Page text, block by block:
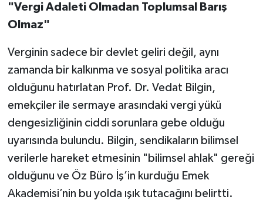
"Vergi Adaleti Olmadan Toplumsal Barış
Olmaz"
Verginin sadece bir devlet geliri değil, aynı
zamanda bir kalkınma ve sosyal politika aracı
olduğunu hatırlatan Prof. Dr. Vedat Bilgin,
emekçiler ile sermaye arasındaki vergi yükü
dengesizliğinin ciddi sorunlara gebe olduğu
uyarısında bulundu. Bilgin, sendikaların bilimsel
verilerle hareket etmesinin "bilimsel ahlak" gereği
olduğunu ve Öz Büro İş’in kurduğu Emek
Akademisi’nin bu yolda ışık tutacağını belirtti.